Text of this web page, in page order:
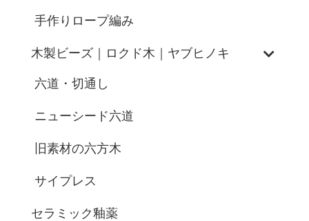
手作りロープ編み
木製ビーズ｜ロクド木｜ヤブヒノキ
六道・切通し
ニューシード六道
旧素材の六方木
サイプレス
セラミック釉薬